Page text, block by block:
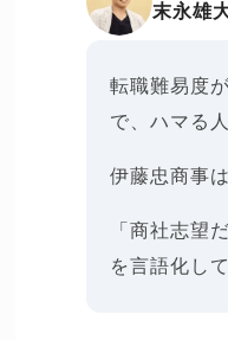
末永雄
転職難易度
で、ハマる
伊藤忠商事
「商社志望
を言語化し